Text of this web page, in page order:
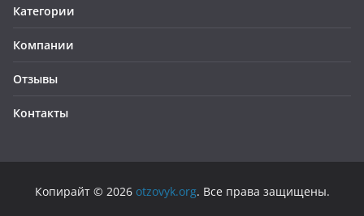
Категории
Компании
Отзывы
Контакты
Копирайт © 2026 otzovyk.org. Все права защищены.